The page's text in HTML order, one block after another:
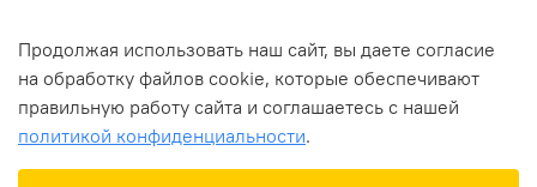
В корзину
Продолжая использовать наш сайт, вы даете согласие
на обработку файлов cookie, которые обеспечивают
правильную работу сайта и соглашаетесь с нашей
политикой конфиденциальности.